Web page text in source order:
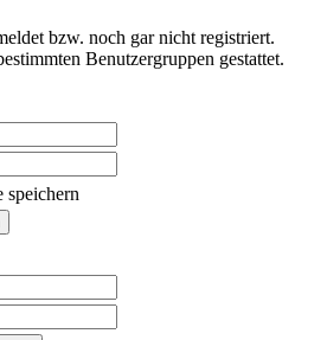
bzw. noch gar nicht registriert.
Benutzergruppen gestattet.
speichern